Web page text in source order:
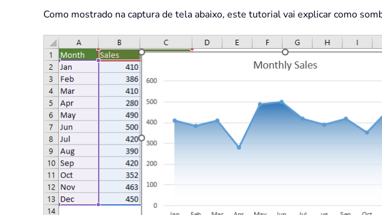
Como mostrado na captura de tela abaixo, este tutorial vai explicar como